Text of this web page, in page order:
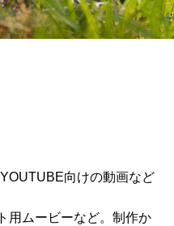
向けの動画など
用ムービーなど。制作か